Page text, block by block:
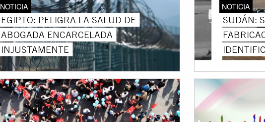
NOTICIA
EGIPTO: PELIGRA LA SALUD DE
ABOGADA ENCARCELADA
INJUSTAMENTE
NOTICIA
SUDÁN: